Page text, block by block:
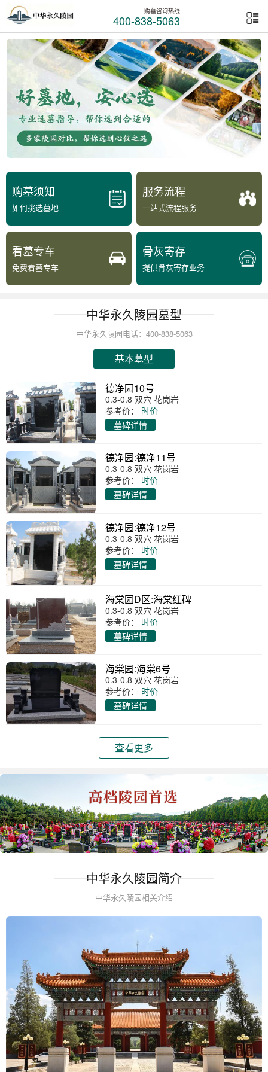
购墓咨询热线
400-838-5063
购墓须知
如何挑选墓地
服务流程
一站式流程服务
看墓专车
免费看墓专车
骨灰寄存
提供骨灰寄存业务
中华永久陵园墓型
中华永久陵园电话：400-838-5063
基本墓型
德净园10号
0.3-0.8 双穴 花岗岩
参考价：
时价
墓碑详情
德净园:德净11号
0.3-0.8 双穴 花岗岩
参考价：
时价
墓碑详情
德净园:德净12号
0.3-0.8 双穴 花岗岩
参考价：
时价
墓碑详情
海棠园D区:海棠红碑
0.3-0.8 双穴 花岗岩
参考价：
时价
墓碑详情
海棠园:海棠6号
0.3-0.8 双穴 花岗岩
参考价：
时价
墓碑详情
查看更多
中华永久陵园简介
中华永久陵园相关介绍